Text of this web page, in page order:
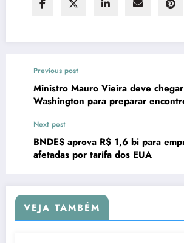
Previous post
Ministro Mauro Vieira deve
Washington para preparar
Next post
BNDES aprova R$ 1,6 bi para
afetadas por tarifa dos EUA
VEJA TAMBÉM